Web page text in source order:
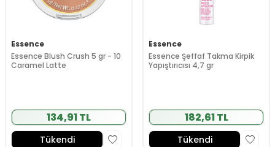
Essence
Essence Blush Crush 5 gr - 10
Caramel Latte
134,91 TL
Tükendi
Essence
Essence Şeffaf Takma Kirpik
Yapıştırıcısı 4,7 gr
182,61 TL
Tükendi